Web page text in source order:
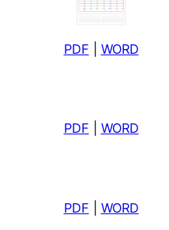
PDF WORD
PDF WORD
PDF WORD